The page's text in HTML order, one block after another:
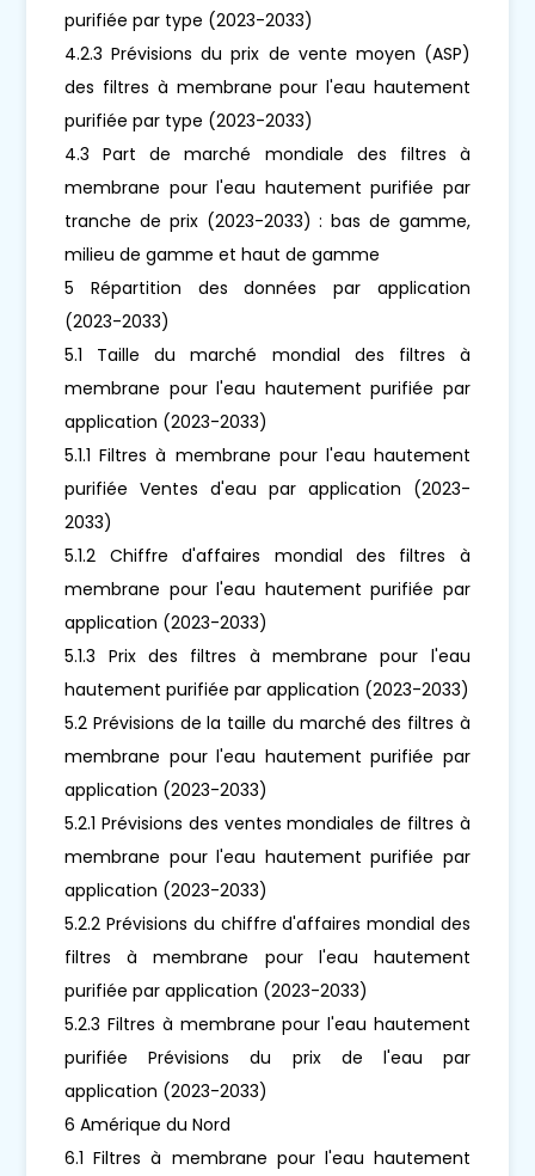
purifiée par type (2023-2033)
4.2.3 Prévisions du prix de vente moyen (ASP)
des filtres à membrane pour l'eau hautement
purifiée par type (2023-2033)
4.3 Part de marché mondiale des filtres à
membrane pour l'eau hautement purifiée par
tranche de prix (2023-2033) : bas de gamme,
milieu de gamme et haut de gamme
5 Répartition des données par application
(2023-2033)
5.1 Taille du marché mondial des filtres à
membrane pour l'eau hautement purifiée par
application (2023-2033)
5.1.1 Filtres à membrane pour l'eau hautement
purifiée Ventes d'eau par application (2023-
2033)
5.1.2 Chiffre d'affaires mondial des filtres à
membrane pour l'eau hautement purifiée par
application (2023-2033)
5.1.3 Prix des filtres à membrane pour l'eau
hautement purifiée par application (2023-2033)
5.2 Prévisions de la taille du marché des filtres à
membrane pour l'eau hautement purifiée par
application (2023-2033)
5.2.1 Prévisions des ventes mondiales de filtres à
membrane pour l'eau hautement purifiée par
application (2023-2033)
5.2.2 Prévisions du chiffre d'affaires mondial des
filtres à membrane pour l'eau hautement
purifiée par application (2023-2033)
5.2.3 Filtres à membrane pour l'eau hautement
purifiée Prévisions du prix de l'eau par
application (2023-2033)
6 Amérique du Nord
6.1 Filtres à membrane pour l'eau hautement